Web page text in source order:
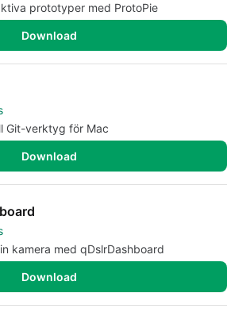
prototyper med ProtoPie
Download
Git-verktyg för Mac
Download
kamera med qDslrDashboard
Download